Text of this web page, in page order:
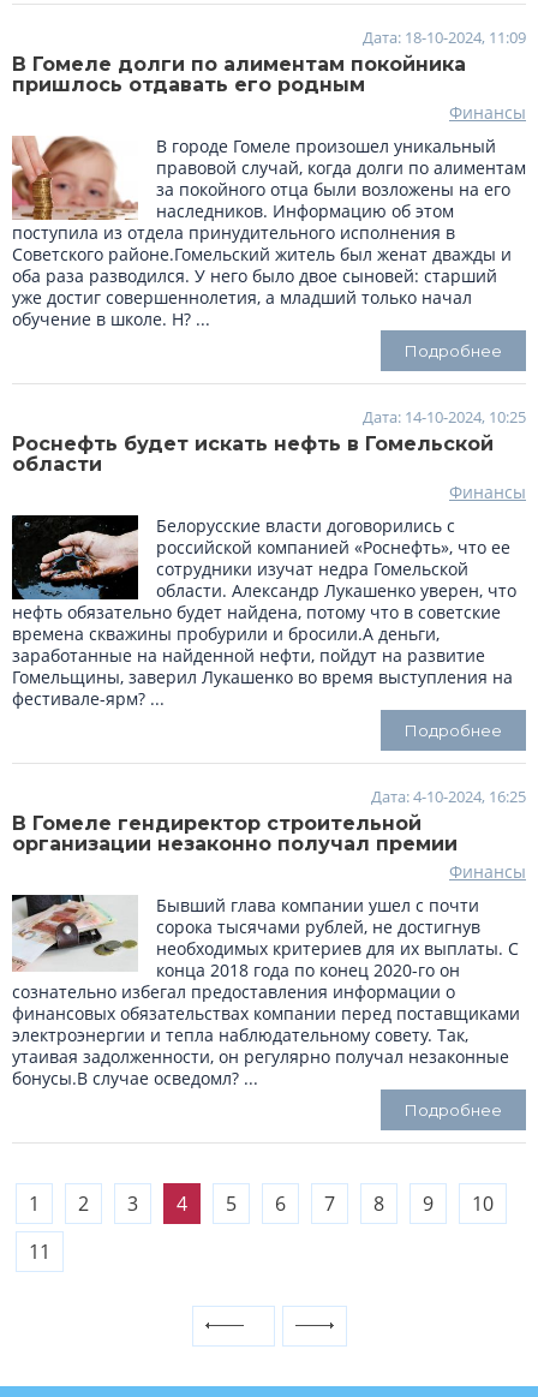
Дата: 18-10-2024, 11:09
В Гомеле долги по алиментам покойника
пришлось отдавать его родным
Финансы
В городе Гомеле произошел уникальный
правовой случай, когда долги по алиментам
за покойного отца были возложены на его
наследников. Информацию об этом
поступила из отдела принудительного исполнения в
Советского районе.Гомельский житель был женат дважды и
оба раза разводился. У него было двое сыновей: старший
уже достиг совершеннолетия, а младший только начал
обучение в школе. Н? ...
Подробнее
Дата: 14-10-2024, 10:25
Роснефть будет искать нефть в Гомельской
области
Финансы
Белорусские власти договорились с
российской компанией «Роснефть», что ее
сотрудники изучат недра Гомельской
области. Александр Лукашенко уверен, что
нефть обязательно будет найдена, потому что в советские
времена скважины пробурили и бросили.А деньги,
заработанные на найденной нефти, пойдут на развитие
Гомельщины, заверил Лукашенко во время выступления на
фестивале-ярм? ...
Подробнее
Дата: 4-10-2024, 16:25
В Гомеле гендиректор строительной
организации незаконно получал премии
Финансы
Бывший глава компании ушел с почти
сорока тысячами рублей, не достигнув
необходимых критериев для их выплаты. С
конца 2018 года по конец 2020-го он
сознательно избегал предоставления информации о
финансовых обязательствах компании перед поставщиками
электроэнергии и тепла наблюдательному совету. Так,
утаивая задолженности, он регулярно получал незаконные
бонусы.В случае осведомл? ...
Подробнее
1 2 3 4 5 6 7 8 9
10
11